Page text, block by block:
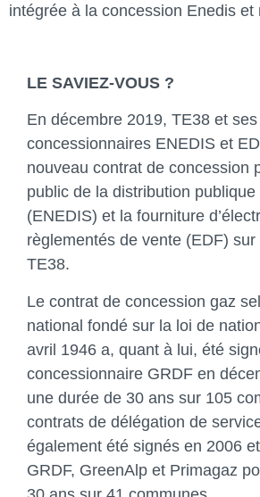
intégrée à la concession Enedis et
LE SAVIEZ-VOUS ?
En décembre 2019, TE38 et ses
concessionnaires ENEDIS et
nouveau contrat de concession
public de la distribution publique
(ENEDIS) et la fourniture
règlementés de vente (EDF)
TE38.
Le contrat de concession gaz
national fondé sur la loi de
avril 1946 a, quant à lui, été
concessionnaire GRDF en
une durée de 30 ans sur 105
contrats de délégation de
également été signés en 2006
GRDF, GreenAlp et Primagaz